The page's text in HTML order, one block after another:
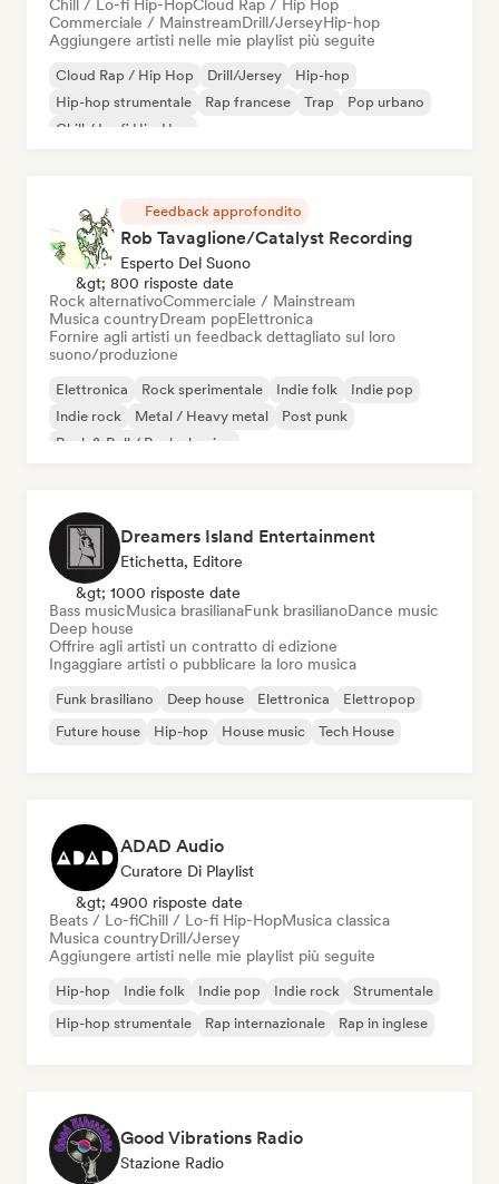
Chill / Lo-fi Hip-HopCloud Rap / Hip Hop
Commerciale / MainstreamDrill/JerseyHip-hop
Aggiungere artisti nelle mie playlist più seguite
Cloud Rap / Hip Hop Drill/Jersey
Hip-hop
Hip-hop strumentale
Rap francese Trap
Pop urbano
Chill / Lo-fi Hip-Hop
Feedback approfondito
Rob Tavaglione/Catalyst Recording
Esperto Del Suono
&gt; 800 risposte date
Rock alternativoCommerciale / Mainstream
Musica countryDream popElettronica
Fornire agli artisti un feedback dettagliato sul loro
suono/produzione
Elettronica Rock sperimentale Indie folk
Indie pop
Indie rock
Metal / Heavy metal
Post punk
Rock & Roll / Rock classico
Dreamers Island Entertainment
Etichetta, Editore
&gt; 1000 risposte date
Bass musicMusica brasilianaFunk brasilianoDance music
Deep house
Offrire agli artisti un contratto di edizione
Ingaggiare artisti o pubblicare la loro musica
Funk brasiliano Deep house Elettronica
Elettropop
Future house
Hip-hop House music Tech House
ADAD Audio
Curatore Di Playlist
&gt; 4900 risposte date
Beats / Lo-fiChill / Lo-fi Hip-HopMusica classica
Musica countryDrill/Jersey
Aggiungere artisti nelle mie playlist più seguite
Hip-hop Indie folk Indie pop Indie rock
Strumentale
Hip-hop strumentale
Rap internazionale Rap in inglese
Good Vibrations Radio
Stazione Radio